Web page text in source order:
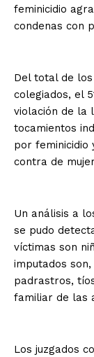
feminicidio
condenas con
Del total de
colegiados, el
violación de la
tocamientos
por feminicidio
contra de
Un análisis a
se pudo
víctimas son
imputados
padrastros,
familiar de las
Los juzgados